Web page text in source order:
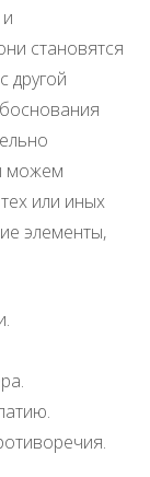
становятся
другой
можем
или иных
элементы,